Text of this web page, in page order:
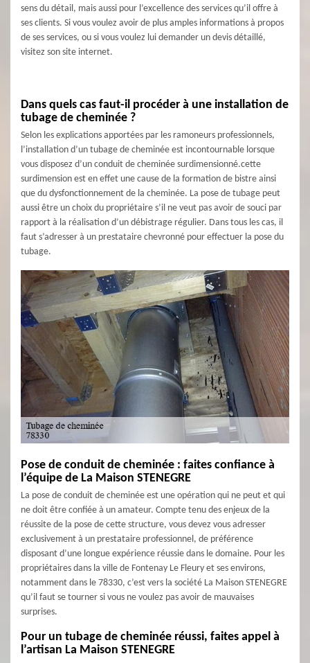
sens du détail, mais aussi pour l’excellence des services qu’il offre à
ses clients. Si vous voulez avoir de plus amples informations à propos
de ses services, ou si vous voulez lui demander un devis détaillé,
visitez son site internet.
Dans quels cas faut-il procéder à une installation de
tubage de cheminée ?
Selon les explications apportées par les ramoneurs professionnels,
l’installation d’un tubage de cheminée est incontournable lorsque
vous disposez d’un conduit de cheminée surdimensionné.cette
surdimension est en effet une cause de la formation de bistre ainsi
que du dysfonctionnement de la cheminée. La pose de tubage peut
aussi être un choix du propriétaire s’il ne veut pas avoir de souci par
rapport à la réalisation d’un débistrage régulier. Dans tous les cas, il
faut s’adresser à un prestataire chevronné pour effectuer la pose du
tubage.
Pose de conduit de cheminée : faites confiance à
l’équipe de La Maison STENEGRE
La pose de conduit de cheminée est une opération qui ne peut et qui
ne doit être confiée à un amateur. Compte tenu des enjeux de la
réussite de la pose de cette structure, vous devez vous adresser
exclusivement à un prestataire professionnel, de préférence
disposant d’une longue expérience réussie dans le domaine. Pour les
propriétaires dans la ville de Fontenay Le Fleury et ses environs,
notamment dans le 78330, c’est vers la société La Maison STENEGRE
qu’il faut se tourner si vous ne voulez pas avoir de mauvaises
surprises.
Pour un tubage de cheminée réussi, faites appel à
l’artisan La Maison STENEGRE